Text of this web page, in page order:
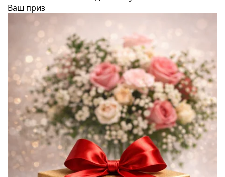
Ваш приз